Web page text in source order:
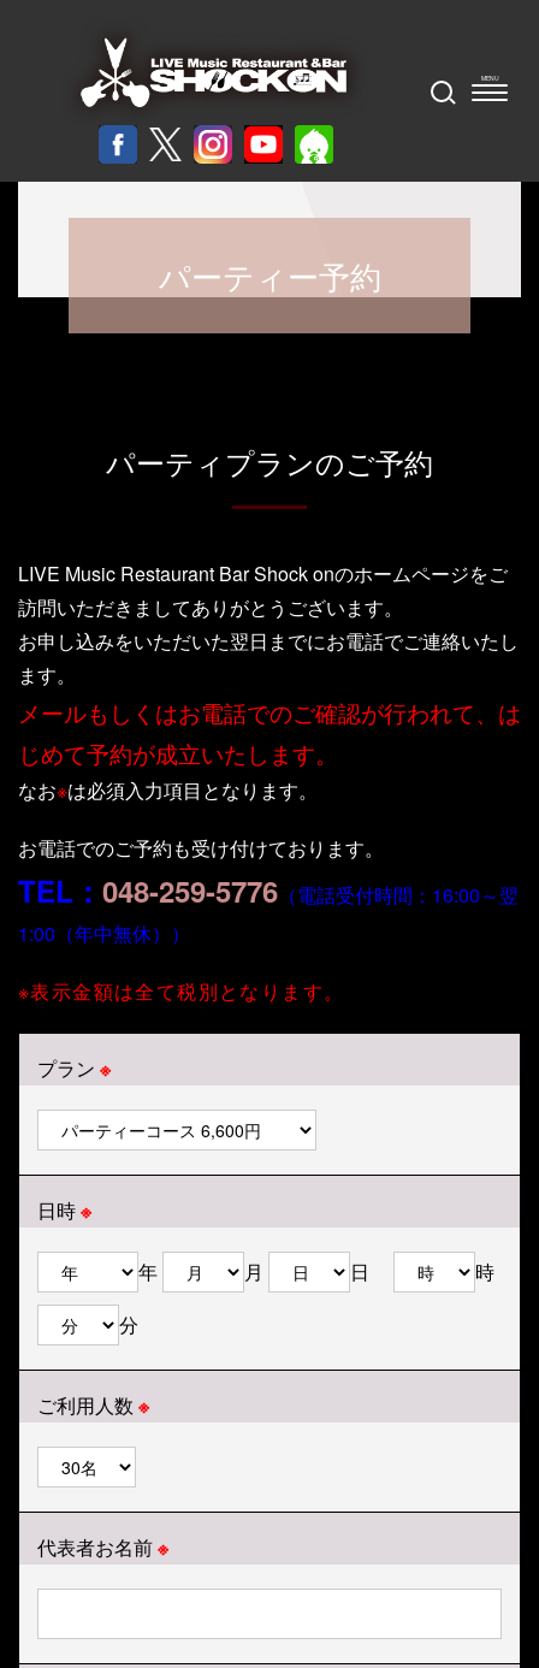
パーティー予約
パーティプランのご予約
LIVE Music Restaurant Bar Shock onのホームページをご
訪問いただきましてありがとうございます。
お申し込みをいただいた翌日までにお電話でご連絡いたし
ます。
メールもしくはお電話でのご確認が行われて、は
じめて予約が成立いたします。
なお※は必須入力項目となります。
お電話でのご予約も受け付けております。
TEL： 048-259-5776 （電話受付時間：16:00～翌
1:00（年中無休））
※表示金額は全て税別となります。
プラン ※
日時※
年 月 日
時
分
ご利用人数 ※
代表者お名前※